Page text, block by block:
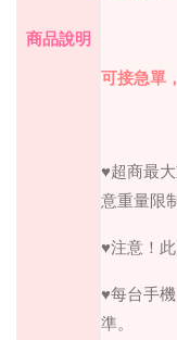
商品說明
可接急單
♥超商最
意重量限
♥注意！
♥每台手
準。